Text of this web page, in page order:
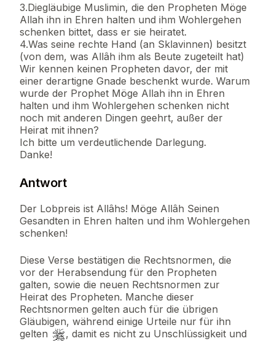
3.Diegläubige Muslimin, die den Propheten Möge
Allah ihn in Ehren halten und ihm Wohlergehen
schenken bittet, dass er sie heiratet.
4.Was seine rechte Hand (an Sklavinnen) besitzt
(von dem, was Allâh ihm als Beute zugeteilt hat)
Wir kennen keinen Propheten davor, der mit
einer derartigne Gnade beschenkt wurde. Warum
wurde der Prophet Möge Allah ihn in Ehren
halten und ihm Wohlergehen schenken nicht
noch mit anderen Dingen geehrt, außer der
Heirat mit ihnen?
Ich bitte um verdeutlichende Darlegung.
Danke!
Antwort
Der Lobpreis ist Allâhs! Möge Allâh Seinen
Gesandten in Ehren halten und ihm Wohlergehen
schenken!
Diese Verse bestätigen die Rechtsnormen, die
vor der Herabsendung für den Propheten
galten, sowie die neuen Rechtsnormen zur
Heirat des Propheten. Manche dieser
Rechtsnormen gelten auch für die übrigen
Gläubigen, während einige Urteile nur für ihn
gelten
, damit es nicht zu Unschlüssigkeit und